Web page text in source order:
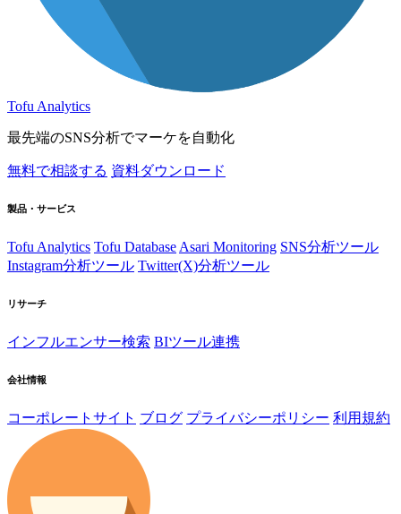
Tofu Analytics
最先端のSNS分析でマーケを自動化
無料で相談する 資料ダウンロード
製品・サービス
Tofu Analytics Tofu Database Asari Monitoring SNS分析ツール
Instagram分析ツール Twitter(X)分析ツール
リサーチ
インフルエンサー検索 BIツール連携
会社情報
コーポレートサイト ブログ プライバシーポリシー 利用規約